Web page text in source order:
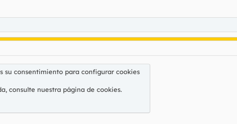
su consentimiento para configurar cookies
consulte nuestra página de cookies.